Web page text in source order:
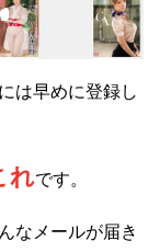
は早めに登録し
れです。
なメールが届き